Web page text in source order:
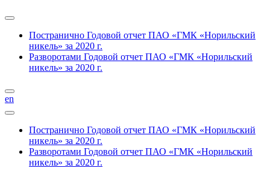
Постранично Годовой отчет ПАО «ГМК «Норильский
никель» за 2020 г.
Разворотами Годовой отчет ПАО «ГМК «Норильский
никель» за 2020 г.
en
Постранично Годовой отчет ПАО «ГМК «Норильский
никель» за 2020 г.
Разворотами Годовой отчет ПАО «ГМК «Норильский
никель» за 2020 г.